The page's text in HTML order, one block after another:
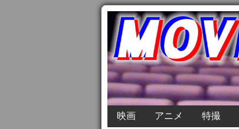
映画 アニメ 特撮